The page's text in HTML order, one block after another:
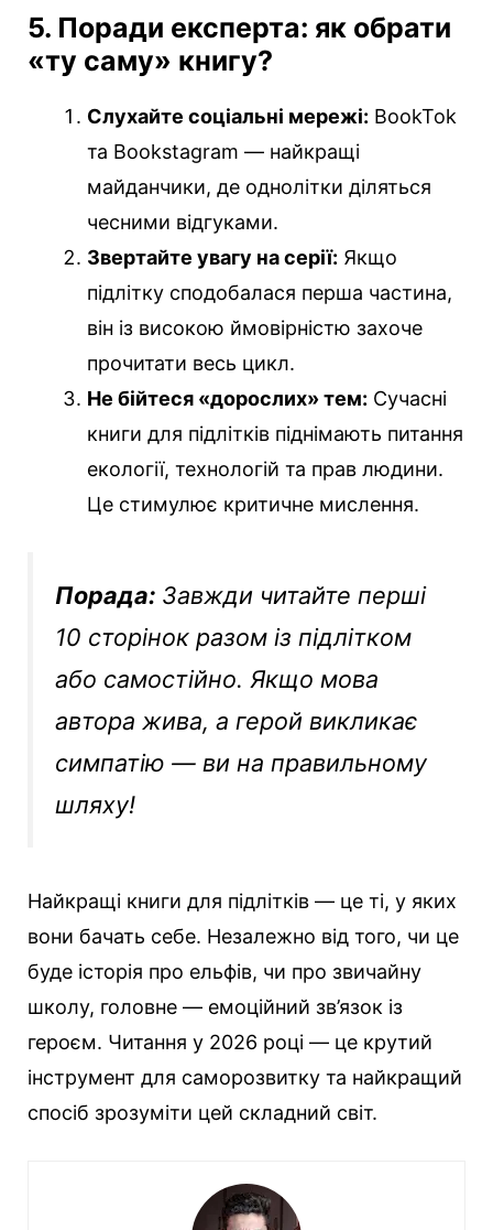
5. Поради експерта: як обрати
«ту саму» книгу?
Слухайте соціальні мережі: BookTok
та Bookstagram — найкращі
майданчики, де однолітки діляться
чесними відгуками.
Звертайте увагу на серії: Якщо
підлітку сподобалася перша частина,
він із високою ймовірністю захоче
прочитати весь цикл.
Не бійтеся «дорослих» тем: Сучасні
книги для підлітків піднімають питання
екології, технологій та прав людини.
Це стимулює критичне мислення.
Порада: Завжди читайте перші
10 сторінок разом із підлітком
або самостійно. Якщо мова
автора жива, а герой викликає
симпатію — ви на правильному
шляху!
Найкращі книги для підлітків — це ті, у яких
вони бачать себе. Незалежно від того, чи це
буде історія про ельфів, чи про звичайну
школу, головне — емоційний зв’язок із
героєм. Читання у 2026 році — це крутий
інструмент для саморозвитку та найкращий
спосіб зрозуміти цей складний світ.